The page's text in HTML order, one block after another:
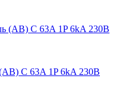
C 63A 1P 6kA 230В